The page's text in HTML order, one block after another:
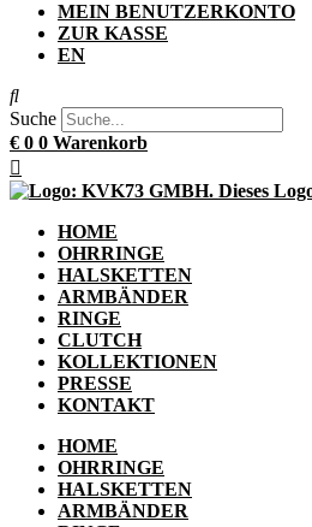
MEIN BENUTZERKONTO
ZUR KASSE
EN
Suche
€ 0 0 Warenkorb
HOME
OHRRINGE
HALSKETTEN
ARMBÄNDER
RINGE
CLUTCH
KOLLEKTIONEN
PRESSE
KONTAKT
HOME
OHRRINGE
HALSKETTEN
ARMBÄNDER